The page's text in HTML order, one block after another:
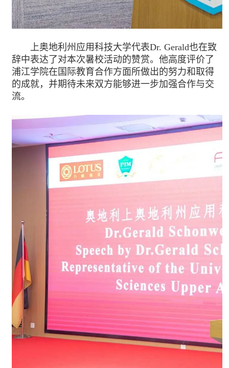
上奥地利州应用科技大学代表Dr. Gerald也在致
辞中表达了对本次暑校活动的赞赏。他高度评价了
浦江学院在国际教育合作方面所做出的努力和取得
的成就，并期待未来双方能够进一步加强合作与交
流。